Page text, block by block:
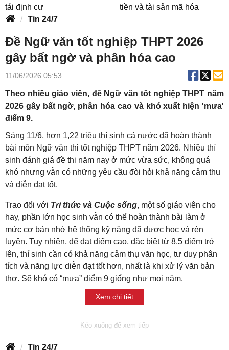
tái định cư
tiền và tài sản mã hóa
Tin 24/7
Đề Ngữ văn tốt nghiệp THPT 2026
gây bất ngờ và phân hóa cao
11/06/2026 05:53
Theo nhiều giáo viên, đề Ngữ văn tốt nghiệp THPT năm
2026 gây bất ngờ, phân hóa cao và khó xuất hiện 'mưa'
điểm 9.
Sáng 11/6, hơn 1,22 triệu thí sinh cả nước đã hoàn thành
bài môn Ngữ văn thi tốt nghiệp THPT năm 2026. Nhiều thí
sinh đánh giá đề thi năm nay ở mức vừa sức, không quá
khó nhưng vẫn có những yêu cầu đòi hỏi khả năng cảm thụ
và diễn đạt tốt.
Trao đổi với Tri thức và Cuộc sống, một số giáo viên cho
hay, phần lớn học sinh vẫn có thể hoàn thành bài làm ở
mức cơ bản nhờ hệ thống kỹ năng đã được học và rèn
luyện. Tuy nhiên, để đạt điểm cao, đặc biệt từ 8,5 điểm trở
lên, thí sinh cần có khả năng cảm thụ văn học, tư duy phân
tích và năng lực diễn đạt tốt hơn, nhất là khi xử lý văn bản
thơ. Sẽ khó có “mưa” điểm 9 giống như mọi năm.
Xem chi tiết
Tin 24/7